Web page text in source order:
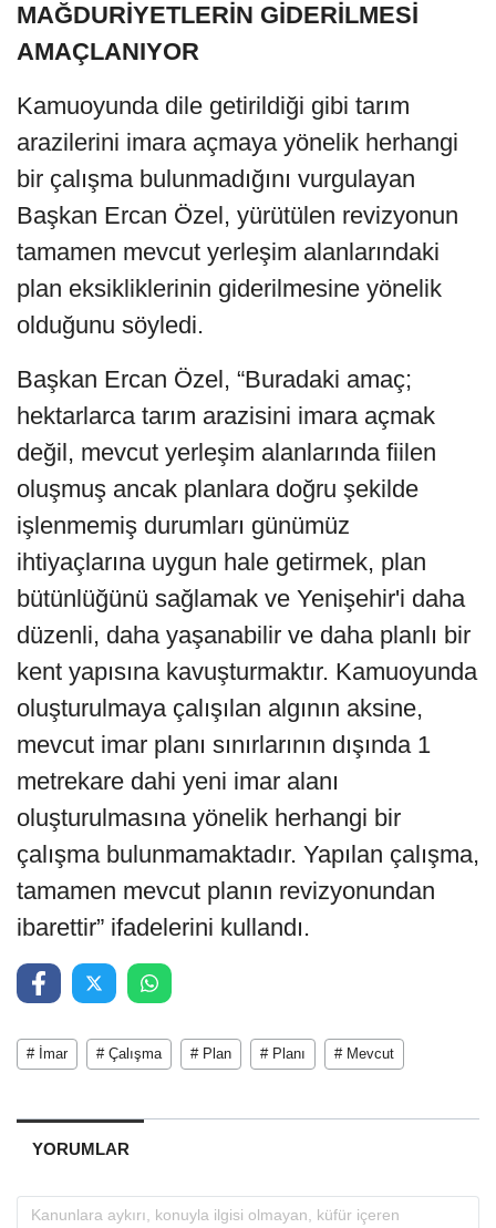
MAĞDURİYETLERİN GİDERİLMESİ
AMAÇLANIYOR
Kamuoyunda dile getirildiği gibi tarım
arazilerini imara açmaya yönelik herhangi
bir çalışma bulunmadığını vurgulayan
Başkan Ercan Özel, yürütülen revizyonun
tamamen mevcut yerleşim alanlarındaki
plan eksikliklerinin giderilmesine yönelik
olduğunu söyledi.
Başkan Ercan Özel, “Buradaki amaç;
hektarlarca tarım arazisini imara açmak
değil, mevcut yerleşim alanlarında fiilen
oluşmuş ancak planlara doğru şekilde
işlenmemiş durumları günümüz
ihtiyaçlarına uygun hale getirmek, plan
bütünlüğünü sağlamak ve Yenişehir'i daha
düzenli, daha yaşanabilir ve daha planlı bir
kent yapısına kavuşturmaktır. Kamuoyunda
oluşturulmaya çalışılan algının aksine,
mevcut imar planı sınırlarının dışında 1
metrekare dahi yeni imar alanı
oluşturulmasına yönelik herhangi bir
çalışma bulunmamaktadır. Yapılan çalışma,
tamamen mevcut planın revizyonundan
ibarettir” ifadelerini kullandı.
# İmar # Çalışma # Plan # Planı # Mevcut
YORUMLAR